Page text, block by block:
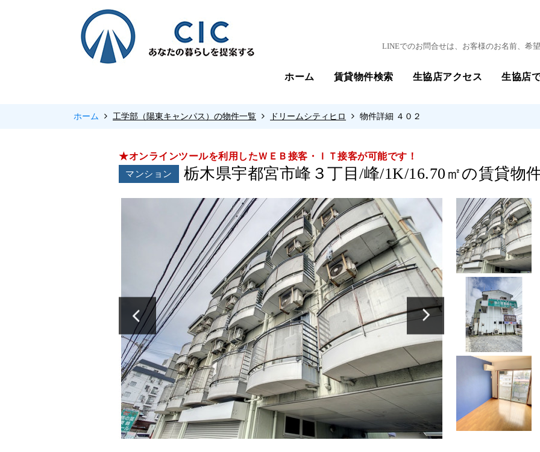
LINEでのお問合せは、お客様のお名前、希
ホーム 賃貸物件検索 生協店アクセス 生協店
ホーム 工学部（陽東キャンパス）の物件一覧 ドリームシティヒロ 物件詳細 ４０２
★オンラインツールを利用したＷＥＢ接客・ＩＴ接客が可能です！
マンション
栃木県宇都宮市峰３丁目/峰/1K/16.70㎡の賃貸物